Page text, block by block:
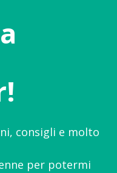
consigli e molto
per potermi